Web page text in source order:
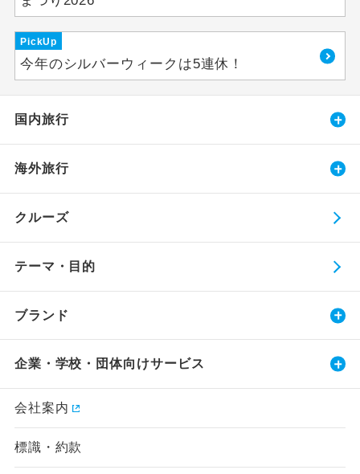
PickUp
今年のシルバーウィークは5連休！
国内旅行
海外旅行
クルーズ
テーマ・目的
ブランド
企業・学校・団体向けサービス
会社案内
標識・約款